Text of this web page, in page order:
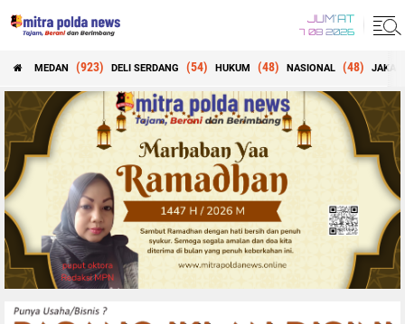
JUM'AT
7 08 2026
MEDAN (923) DELI SERDANG (54) HUKUM (48) NASIONAL (48)